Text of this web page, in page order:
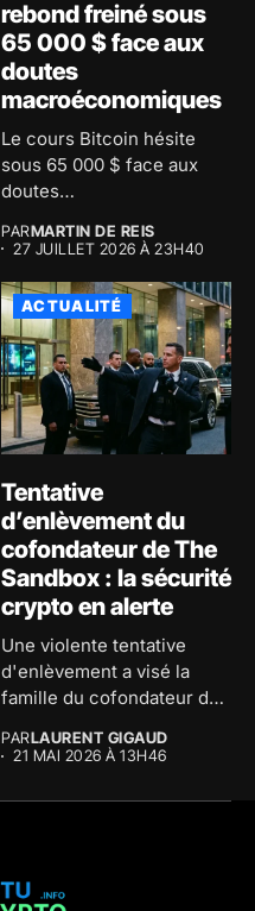
rebond freiné sous
65 000 $ face aux
doutes
macroéconomiques
Le cours Bitcoin hésite
sous 65 000 $ face aux
doutes
PARMARTIN DE REIS
27 JUILLET 2026 À 23H40
ACTUALITÉ
Tentative
d’enlèvement du
cofondateur de The
Sandbox : la sécurité
crypto en alerte
Une violente tentative
d'enlèvement a visé la
famille du cofondateur de
PARLAURENT GIGAUD
21 MAI 2026 À 13H46